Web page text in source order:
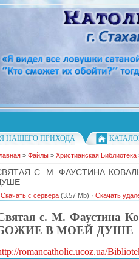
НАШЕГО ПРИХОДА
» Файлы » Христианская Библиотека
С. M. ФАУСТИНА
Скачать с сервера (3.57 Mb) · Скачать
с. M.
В МОЕЙ ДУШЕ
romancatholic.ucoz.ua/